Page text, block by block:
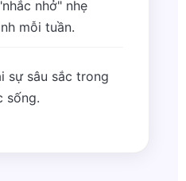
nhở" nhẹ
mỗi tuần.
sự sâu sắc trong
sống.